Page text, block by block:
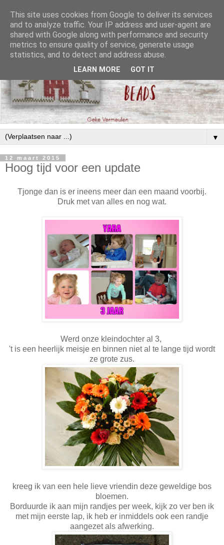
▼
12 maart 2015
Hoog tijd voor een update
Tjonge dan is er ineens meer dan een maand voorbij.
Druk met van alles en nog wat.
Werd onze kleindochter al 3,
't is een heerlijk meisje en binnen niet al te lange tijd wordt
ze grote zus.
kreeg ik van een hele lieve vriendin deze geweldige bos
bloemen.
Borduurde ik aan mijn randjes per week, kijk zo ver ben ik
met mijn eerste lap, ik heb er inmiddels ook een randje
aangezet als afwerking.
This site uses cookies from Google to deliver its services
and to analyze traffic. Your IP address and user-agent are
shared with Google along with performance and security
metrics to ensure quality of service, generate usage
statistics, and to detect and address abuse.
LEARN MORE GOT IT